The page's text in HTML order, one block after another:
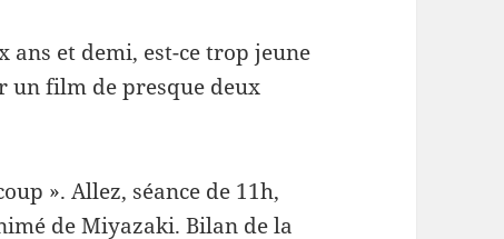
ans et demi, est-ce trop jeune
un film de presque deux
». Allez, séance de 11h,
de Miyazaki. Bilan de la